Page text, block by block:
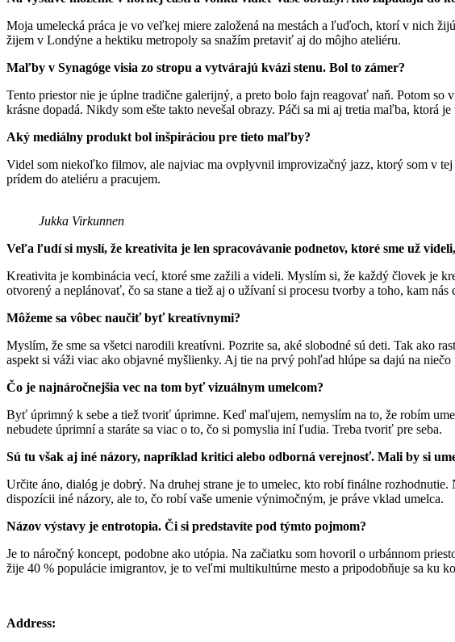
Moja umelecká práca je vo veľkej miere založená na mestách a ľuďoch, ktorí v nich
žijem v Londýne a hektiku metropoly sa snažím pretaviť aj do môjho ateliéru.
Maľby v Synagóge visia zo stropu a vytvárajú kvázi stenu. Bol to zámer?
Tento priestor nie je úplne tradične galerijný, a preto bolo fajn reagovať naň. Potom
krásne dopadá. Nikdy som ešte takto nevešal obrazy. Páči sa mi aj tretia maľba, ktorá
Aký mediálny produkt bol inšpiráciou pre tieto maľby?
Videl som niekoľko filmov, ale najviac ma ovplyvnil improvizačný jazz, ktorý som v
prídem do ateliéru a pracujem.
Jukka Virkunnen
Veľa ľudí si myslí, že kreativita je len spracovávanie podnetov, ktoré sme už
Kreativita je kombinácia vecí, ktoré sme zažili a videli. Myslím si, že každý človek je
otvorený a neplánovať, čo sa stane a tiež aj o užívaní si procesu tvorby a toho, kam nás
Môžeme sa vôbec naučiť byť kreatívnymi?
Myslím, že sme sa všetci narodili kreatívni. Pozrite sa, aké slobodné sú deti. Tak ako
aspekt si váži viac ako objavné myšlienky. Aj tie na prvý pohľad hlúpe sa dajú na
Čo je najnáročnejšia vec na tom byť vizuálnym umelcom?
Byť úprimný k sebe a tiež tvoriť úprimne. Keď maľujem, nemyslím na to, že robím
nebudete úprimní a staráte sa viac o to, čo si pomyslia iní ľudia. Treba tvoriť pre seba.
Sú tu však aj iné názory, napríklad kritici alebo odborná verejnosť. Mali by si
Určite áno, dialóg je dobrý. Na druhej strane je to umelec, kto robí finálne
dispozícii iné názory, ale to, čo robí vaše umenie výnimočným, je práve vklad umelca.
Názov výstavy je entrotopia. Či si predstavíte pod týmto pojmom?
Je to náročný koncept, podobne ako utópia. Na začiatku som hovoril o urbánnom
žije 40 % populácie imigrantov, je to veľmi multikultúrne mesto a pripodobňuje sa ku
Address: